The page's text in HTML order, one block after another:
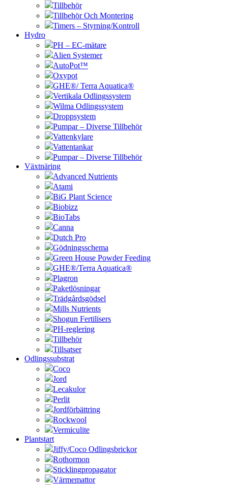
Tillbehör
Tillbehör Och Montering
Timers – Styrning/Kontroll
Hydro
PH – EC-mätare
Alien Systemer
AutoPot™
Oxypot
GHE®/ Terra Aquatica®
Vertikala Odlingssystem
Wilma Odlingssystem
Droppsystem
Pumpar – Diverse Tillbehör
Vattenkylare
Vattentankar
Pumpar – Diverse Tillbehör
Växtnäring
Advanced Nutrients
Atami
BiG Plant Science
Biobizz
BioTabs
Canna
Dutch Pro
Gödningsschema
Green House Powder Feeding
GHE®/Terra Aquatica®
Plagron
Paketlösningar
Trädgårdsgödsel
Mills Nutrients
Shogun Fertilisers
PH-reglering
Tillbehör
Tillsatser
Odlingssubstrat
Coco
Jord
Lecakulor
Perlit
Jordförbättring
Rockwool
Vermiculite
Plantstart
Jiffy/Coco Odlingsbrickor
Rothormon
Sticklingpropagator
Värmemattor